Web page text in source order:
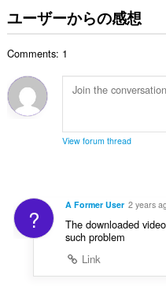
ィ
ビ
テ
ィ
ア
ク
セ
の
総
ユーザーからの感想
Comments: 1
View forum thread
? A Former User 2 years
The downloaded
such problem
Link